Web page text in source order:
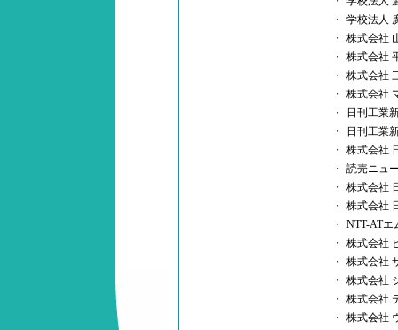
・
学校法人
・
株式会社
・
株式会社
・
株式会社
・
株式会社
・
日刊工業
・
日刊工業
・
株式会社
・
読売ニュ
・
株式会社
・
株式会社
・
NTT-ATエ
・
株式会社
・
株式会社
・
株式会社
・
株式会社
・
株式会社